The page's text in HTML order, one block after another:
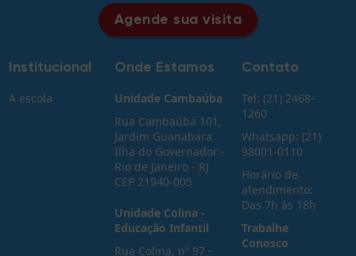
Institucional
A escola
Onde Estamos
Unidade Cambaúba
Rua Cambaúba 101,
Jardim Guanabara
Ilha do Governador -
Rio de Janeiro - RJ
CEP 21940-005
Unidade Colina -
Educação Infantil
Rua Colina, nº 97 -
Contato
Tel: (21) 2468-
1260
Whatsapp: (21)
98001-0110
Horário de
atendimento:
Das 7h às 18h
Trabalhe
Conosco
Agende sua visita